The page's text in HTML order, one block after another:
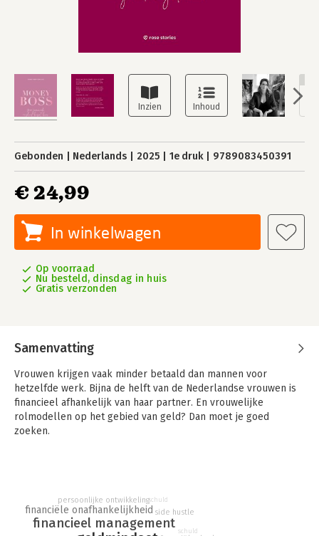
Gebonden Nederlands 2025 1e druk 9789083450391
€ 24,99
In winkelwagen
Op voorraad
Nu besteld, dinsdag in huis
Gratis verzonden
Samenvatting
Vrouwen krijgen vaak minder betaald dan mannen voor
hetzelfde werk. Bijna de helft van de Nederlandse vrouwen is
financieel afhankelijk van haar partner. En vrouwelijke
rolmodellen op het gebied van geld? Dan moet je goed
zoeken.
financieel vrije toekomst.
Financieel vrij, ook jij
financieel management
financiële onafhankelijkheid
persoonlijke ontwikkeling
side hustle
schuld
schuld